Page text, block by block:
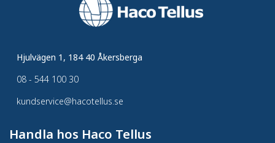
Hjulvägen 1, 184 40 Åkersberga
08 - 544 100 30
kundservice@hacotellus.se
Handla hos Haco Tellus